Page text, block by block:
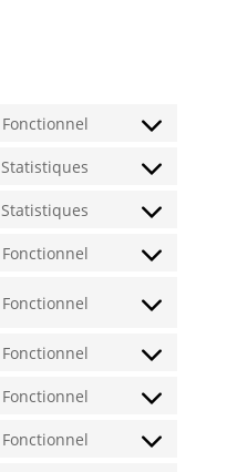
Fonctionnel
Consent
woocommerce
Statistiques
Consent
google-
Statistiques
Consent
jetpack
Fonctionnel
Consent
service
Fonctionnel
Consent
service
themes)
Fonctionnel
Consent
wordpress
Fonctionnel
Consent
Fonctionnel
Consent